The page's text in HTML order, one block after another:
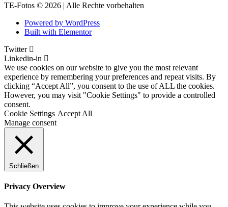
TE-Fotos © 2026 | Alle Rechte vorbehalten
Powered by WordPress
Built with Elementor
Twitter
Linkedin-in
We use cookies on our website to give you the most relevant
experience by remembering your preferences and repeat visits. By
clicking “Accept All”, you consent to the use of ALL the cookies.
However, you may visit "Cookie Settings" to provide a controlled
consent.
Cookie Settings Accept All
Manage consent
Schließen
Privacy Overview